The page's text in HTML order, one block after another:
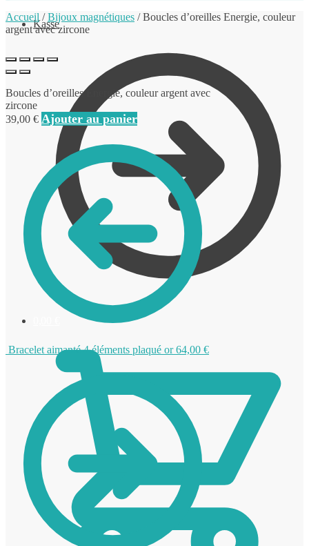
Kasse
Accueil /Bijoux magnétiques /Boucles d’oreilles Energie, couleur
argent avec zircone
Boucles d’oreilles Energie, couleur argent avec
zircone
39,00 € Ajouter au panier
Bracelet aimanté 4 éléments plaqué or 64,00 €